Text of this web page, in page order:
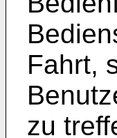
Fahrt,
zu